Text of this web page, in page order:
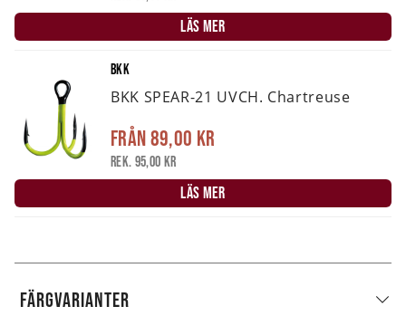
LÄS MER
BKK
BKK SPEAR-21 UVCH. Chartreuse
Från89,00 kr
Rek. 95,00 kr
LÄS MER
FÄRGVARIANTER